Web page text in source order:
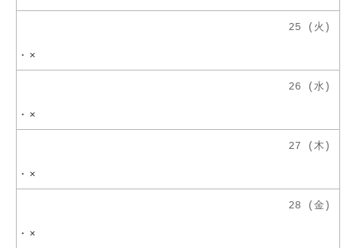
25 (火)
・ ×
26 (水)
・ ×
27 (木)
・ ×
28 (金)
・ ×